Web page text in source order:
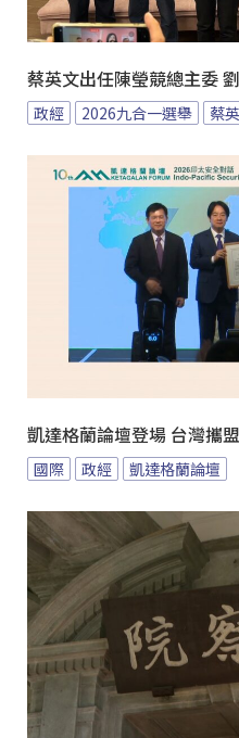
蔡英文出任陳瑩競總主委
政經 2026九合一選舉 蔡
凱達格蘭論壇登場 台灣攜
國際 政經 凱達格蘭論壇